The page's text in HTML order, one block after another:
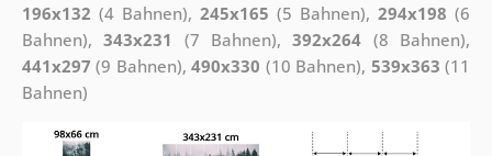
196x132 (4 Bahnen), 245x165 (5 Bahnen),294x198 (6
Bahnen),343x231 (7 Bahnen),392x264 (8 Bahnen),
441x297 (9 Bahnen),490x330 (10 Bahnen), 539x363 (11
Bahnen)